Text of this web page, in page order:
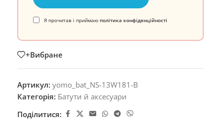
Я прочитав і приймаю політика конфіденційності
+Вибране
Артикул: yomo_bat_NS-13W181-B
Категорія: Батути й аксесуари
Поділитися: